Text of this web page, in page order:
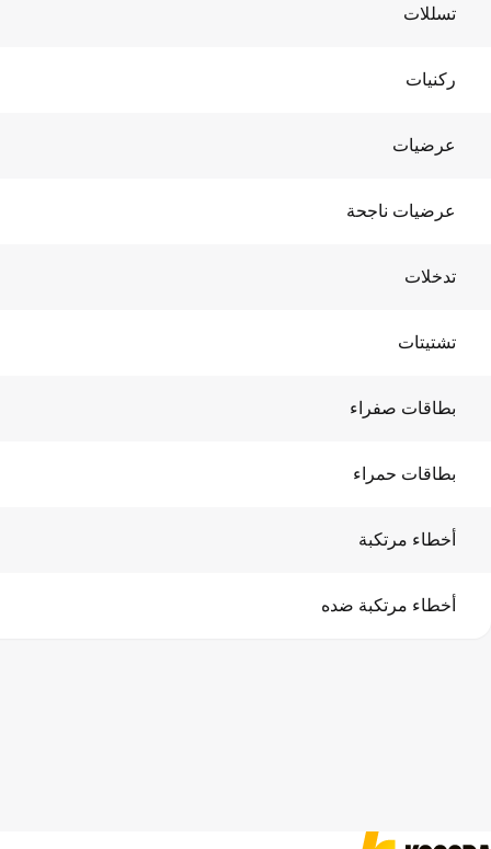
تسللات
ركنيات
عرضيات
عرضيات ناجحة
تدخلات
تشتيتات
بطاقات صفراء
بطاقات حمراء
أخطاء مرتكبة
أخطاء مرتكبة ضده